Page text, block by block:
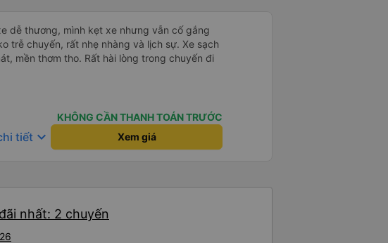
dễ thương, mình kẹt xe nhưng vẫn cố gắng
trễ chuyến, rất nhẹ nhàng và lịch sự. Xe sạch
mền thơm tho. Rất hài lòng trong chuyến đi
KHÔNG CẦN THANH TOÁN TRƯỚC
tiết keyboard_arrow_down Xem giá
nhất: 2 chuyến